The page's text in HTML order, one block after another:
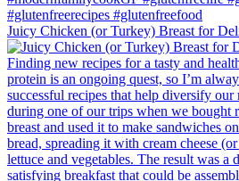
Juicy Chicken (or Turkey) Breast for